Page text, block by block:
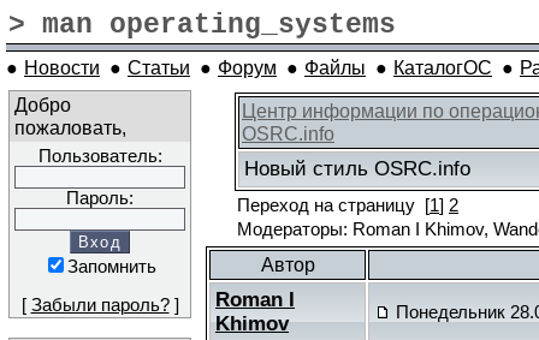
> man operating_systems
● Новости ● Статьи ● Форум ● Файлы ● КаталогОС ●
Добро
пожаловать,
Пользователь:
Пароль:
Запомнить
[ Забыли пароль?]
Центр информации по
OSRC.info
Новый стиль OSRC.info
Переход на страницу [1] 2
Модераторы: Roman I Khimov,
Автор
Roman I
Khimov
Понедельник